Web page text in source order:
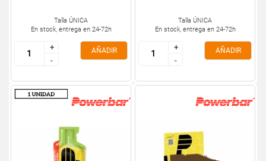
Talla ÚNICA
En stock, entrega en 24-72h
+
-
+
-
AÑADIR
Talla ÚNICA
En stock, entrega en 24-72h
+
-
+
-
AÑADIR